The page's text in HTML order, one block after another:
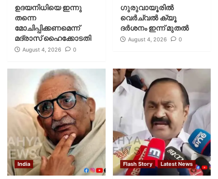
ഉദയനിധിയെ ഇന്നു
തന്നെ
മോചിപ്പിക്കണമെന്ന്
മദ്രാസ് ഹൈക്കോടതി
August 4, 2026 0
ഗുരുവായൂരില്‍
വെര്‍ച്വല്‍ ക്യൂ
ദര്‍ശനം ഇന്ന് മുതല്‍
August 4, 2026 0
India Flash Story Latest News